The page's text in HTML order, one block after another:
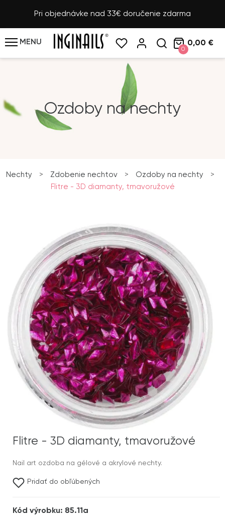
Pri objednávke nad 33€ doručenie zdarma
MENU
0
0,00 €
Ozdoby na nechty
Nechty > Zdobenie nechtov > Ozdoby na nechty
>
Flitre - 3D diamanty, tmavoružové
Flitre - 3D diamanty, tmavoružové
Nail art ozdoba na gélové a akrylové nechty.
Pridať do obľúbených
Kód výrobku: 85.11a